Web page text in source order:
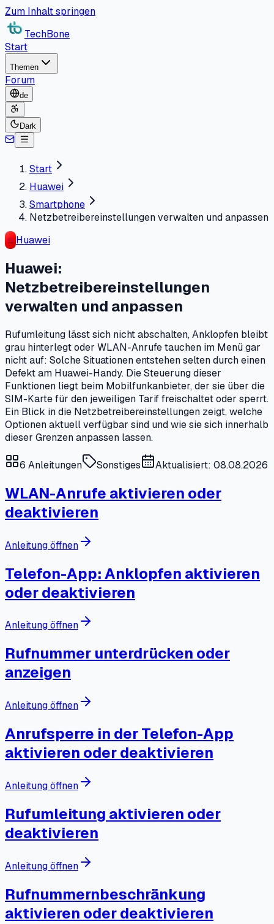
Zum Inhalt springen
TechBone
Start
Themen
Forum
de
Dark
Start
Huawei
Smartphone
Netzbetreibereinstellungen verwalten und anpassen
Huawei
Huawei:
Netzbetreibereinstellungen
verwalten und anpassen
Rufumleitung lässt sich nicht abschalten, Anklopfen bleibt
grau hinterlegt oder WLAN-Anrufe tauchen im Menü gar
nicht auf: Solche Situationen entstehen selten durch einen
Defekt am Huawei-Handy. Die Steuerung dieser
Funktionen liegt beim Mobilfunkanbieter, der sie über die
SIM-Karte für den jeweiligen Tarif freischaltet oder sperrt.
Ein Blick in die Netzbetreibereinstellungen zeigt, welche
Optionen aktuell verfügbar sind und wie sie sich innerhalb
dieser Grenzen anpassen lassen.
6 Anleitungen Sonstiges Aktualisiert: 08.08.2026
WLAN-Anrufe aktivieren oder
deaktivieren
Anleitung öffnen
Telefon-App: Anklopfen aktivieren
oder deaktivieren
Anleitung öffnen
Rufnummer unterdrücken oder
anzeigen
Anleitung öffnen
Anrufsperre in der Telefon-App
aktivieren oder deaktivieren
Anleitung öffnen
Rufumleitung aktivieren oder
deaktivieren
Anleitung öffnen
Rufnummernbeschränkung
aktivieren oder deaktivieren